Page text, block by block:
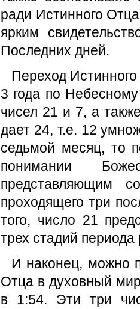
ради Истинного
ярким
Последних дней.
Переход
3 года по
чисел 21 и 7, а
дает 24, т.е. 12
седьмой месяц, то
понимании
представляющим
проходящего три
того, число 21
трех стадий периода
И наконец, можно
Отца в духовный
в 1:54. Эти три